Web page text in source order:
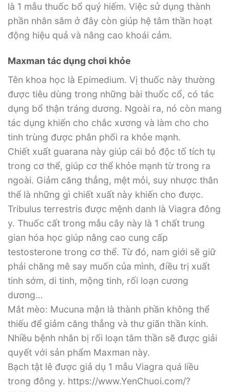
là 1 mẫu thuốc bổ quý hiếm. Việc sử dụng thành
phần nhân sâm ở đây còn giúp hệ tâm thần hoạt
động hiệu quả và nâng cao khoái cảm.
Maxman tác dụng chơi khỏe
Tên khoa học là Epimedium. Vị thuốc này thường
được tiêu dùng trong những bài thuốc cổ, có tác
dụng bổ thận tráng dương. Ngoài ra, nó còn mang
tác dụng khiến cho chắc xương và làm cho cho
tinh trùng được phân phối ra khỏe mạnh.
Chiết xuất guarana này giúp cái bỏ độc tố tích tụ
trong cơ thể, giúp cơ thể khỏe mạnh từ trong ra
ngoài. Giảm căng thẳng, mệt mỏi, suy nhược thân
thể là những gì chiết xuất này khiến cho được.
Tribulus terrestris được mệnh danh là Viagra đông
y. Thuốc cất trong mẫu cây này là 1 chất trung
gian hóa học giúp nâng cao cung cấp
testosterone trong cơ thể. Từ đó, nam giới sẽ giữ
phải chăng mê say muốn của mình, điều trị xuất
tinh sớm, di tinh, mộng tinh, rối loạn cương
dương…
Mắt mèo: Mucuna mận là thành phần không thể
thiếu để giảm căng thẳng và thư giãn thần kinh.
Nhiều bệnh nhân bị rối loạn tâm thần sẽ được giải
quyết với sản phẩm Maxman này.
Bạch tật lê được giả dụ 1 mẫu Viagra quá liều
trong đông y. https://www.YenChuoi.com/?